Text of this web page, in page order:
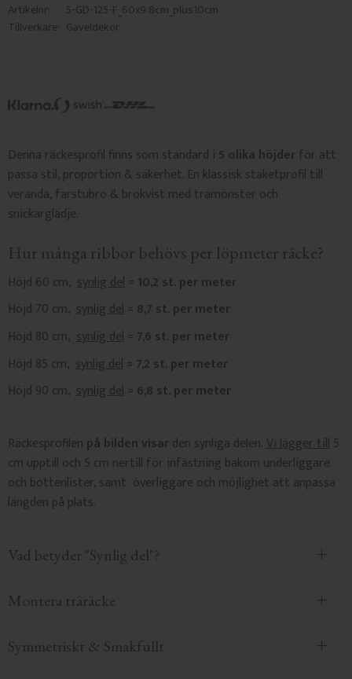
Artikelnr
5-GD-125-F_60x9.8cm_plus10cm
Tillverkare Gaveldekor
Denna räckesprofil finns som standard i 5 olika höjderför att
passa stil, proportion & säkerhet. En klassisk staketprofil till
veranda, farstubro & brokvist med trämönster och
snickarglädje.
Hur många ribbor behövs per löpmeter räcke?
Höjd 60 cm, synlig del= 10,2 st. per meter
Höjd 70 cm, synlig del= 8,7 st. per meter
Höjd 80 cm, synlig del= 7,6 st. per meter
Höjd 85 cm, synlig del= 7,2 st. per meter
Höjd 90 cm, synlig del= 6,8 st. per meter
Räckesprofilen på bilden visarden synliga delen.Vi lägger till 5
cm upptill och 5 cm nertill för infästning bakom underliggare
och bottenlister, samt överliggare och möjlighet att anpassa
längden på plats.
Vad betyder "Synlig del"?
Montera träräcke
Symmetriskt & Smakfullt